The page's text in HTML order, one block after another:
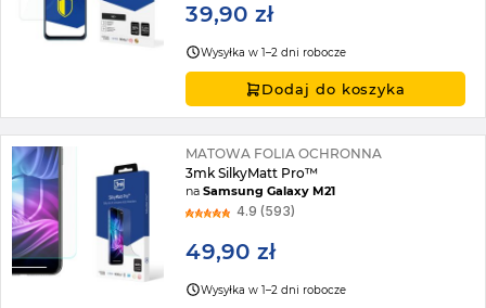
39,90 zł
Wysyłka w 1–2 dni robocze
Dodaj do koszyka
MATOWA FOLIA OCHRONNA
3mk SilkyMatt Pro™
naSamsung Galaxy M21
4.9 (593)
49,90 zł
Wysyłka w 1–2 dni robocze